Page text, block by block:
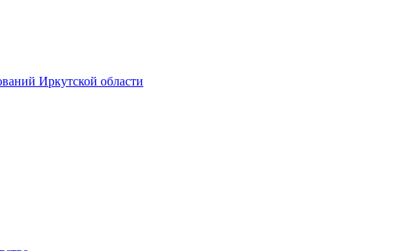
Иркутской области